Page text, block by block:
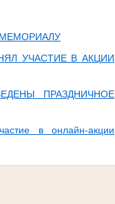
УЧАСТИЕ В АКЦИИ
ПРАЗДНИЧНОЕ
в онлайн-акции